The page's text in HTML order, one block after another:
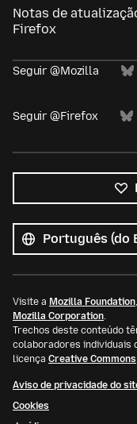
Notas de
Firefox
Seguir @Mozilla
Seguir @Firefox
os
idiomas
Idioma
Visite a Mozilla Foundation
Mozilla Corporation.
Trechos deste conteúdo
colaboradores individuais
licença Creative Commons
Aviso de privacidade do
Cookies